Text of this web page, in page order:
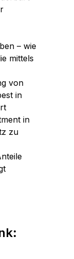
– wie
mittels
von
in
in
zu